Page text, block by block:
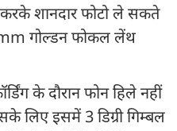
शानदार फोटो ले सकते
गोल्डन फोकल लेंथ
के दौरान फोन हिले नहीं
लिए इसमें 3 डिग्री गिम्बल